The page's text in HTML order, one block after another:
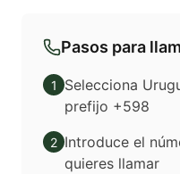
Pasos para
1
Selecciona
prefijo +598
2 Introduce el
quieres llamar